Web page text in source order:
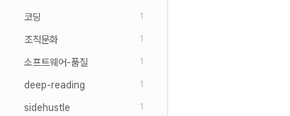
코딩 1
조직문화 1
소프트웨어-품질 1
deep-reading 1
sidehustle 1